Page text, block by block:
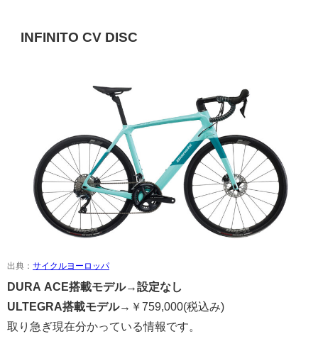
INFINITO CV DISC
出典： サイクルヨーロッパ
DURA ACE搭載モデル→設定なし
ULTEGRA搭載モデル→ ￥759,000(税込み)
取り急ぎ現在分かっている情報です。